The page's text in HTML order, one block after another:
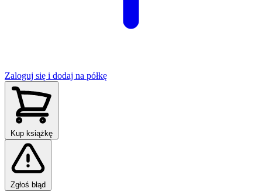
Zaloguj się i dodaj na półkę
Kup książkę
Zgłoś błąd